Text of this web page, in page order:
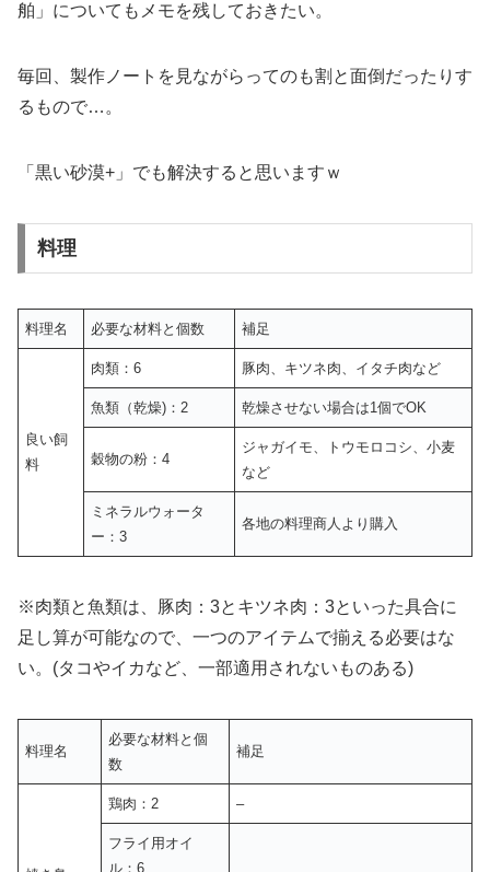
舶」についてもメモを残しておきたい。
毎回、製作ノートを見ながらってのも割と面倒だったりす
るもので…。
「黒い砂漠+」でも解決すると思いますｗ
料理
料理名 必要な材料と個数 補足
良い飼
料
肉類：6 豚肉、キツネ肉、イタチ肉など
魚類（乾燥)：2 乾燥させない場合は1個でOK
穀物の粉：4
ジャガイモ、トウモロコシ、小麦
など
ミネラルウォータ
ー：3
各地の料理商人より購入
※肉類と魚類は、豚肉：3とキツネ肉：3といった具合に
足し算が可能なので、一つのアイテムで揃える必要はな
い。(タコやイカなど、一部適用されないものある)
料理名
必要な材料と個
数
補足
鶏肉：2 –
フライ用オイ
ル：6